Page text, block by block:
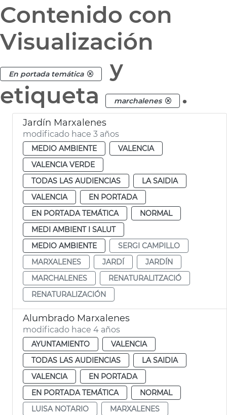
Contenido con
Visualización
En portada temática
y
etiqueta
marchalenes .
Jardín Marxalenes
modificado hace 3 años
MEDIO AMBIENTE
VALENCIA
VALENCIA VERDE
TODAS LAS AUDIENCIAS
LA SAIDIA
VALENCIA
EN PORTADA
EN PORTADA TEMÁTICA
NORMAL
MEDI AMBIENT I SALUT
MEDIO AMBIENTE
SERGI CAMPILLO
MARXALENES
JARDÍ
JARDÍN
MARCHALENES
RENATURALITZACIÓ
RENATURALIZACIÓN
Alumbrado Marxalenes
modificado hace 4 años
AYUNTAMIENTO
VALENCIA
TODAS LAS AUDIENCIAS
LA SAIDIA
VALENCIA
EN PORTADA
EN PORTADA TEMÁTICA
NORMAL
LUISA NOTARIO
MARXALENES